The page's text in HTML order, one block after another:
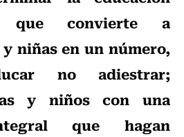
que convierte a
niñas en un número,
no adiestrar;
y niños con una
que hagan